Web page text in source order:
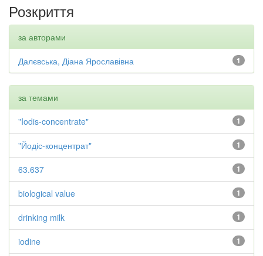
Розкриття
за авторами
1
Далєвська, Діана Ярославівна
за темами
1
"Iodis-concentrate"
1
"Йодіс-концентрат"
1
63.637
1
biological value
1
drinking milk
1
iodine